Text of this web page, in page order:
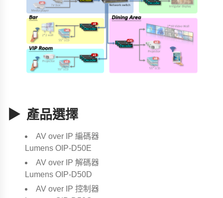
▶ 產品選擇
AV over IP 編碼器
Lumens OIP-D50E
AV over IP 解碼器
Lumens OIP-D50D
AV over IP 控制器